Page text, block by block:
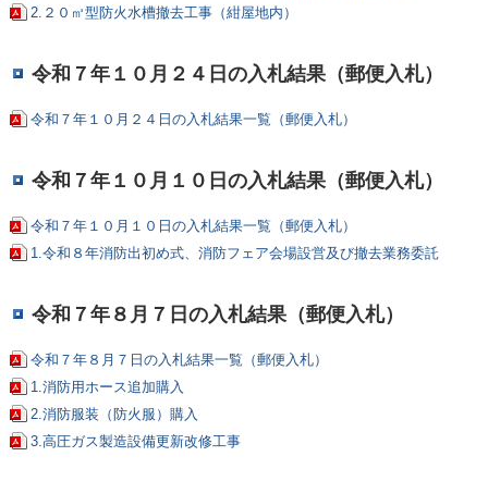
2. ２０㎥型防火水槽撤去工事（紺屋地内）
令和７年１０月２４日の入札結果（郵便入札）
令和７年１０月２４日の入札結果一覧（郵便入札）
令和７年１０月１０日の入札結果（郵便入札）
令和７年１０月１０日の入札結果一覧（郵便入札）
1.令和８年消防出初め式、消防フェア会場設営及び撤去業務委託
令和７年８月７日の入札結果（郵便入札）
令和７年８月７日の入札結果一覧（郵便入札）
1.消防用ホース追加購入
2.消防服装（防火服）購入
3.高圧ガス製造設備更新改修工事